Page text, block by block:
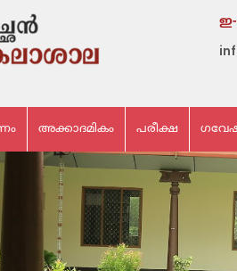
അക്കാദമികം പരീക്ഷ